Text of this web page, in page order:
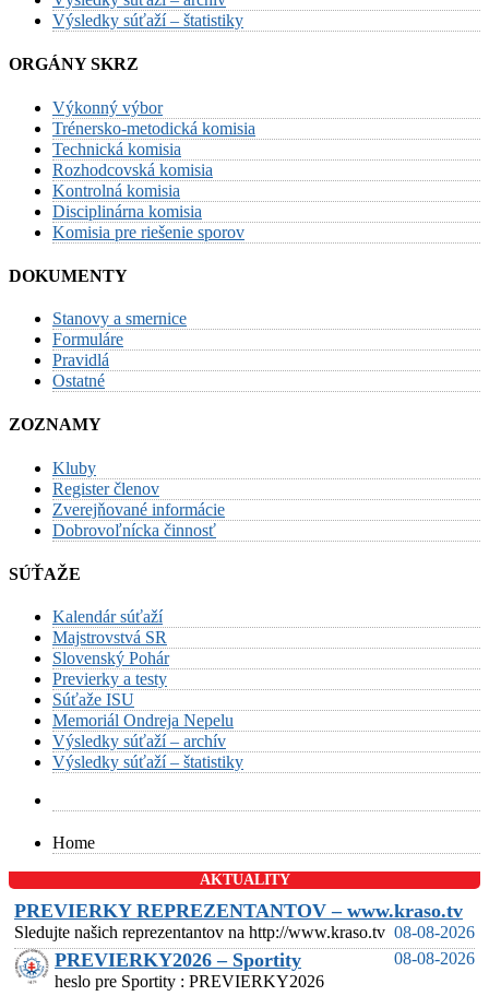
Výsledky súťaží – štatistiky
ORGÁNY SKRZ
Výkonný výbor
Trénersko-metodická komisia
Technická komisia
Rozhodcovská komisia
Kontrolná komisia
Disciplinárna komisia
Komisia pre riešenie sporov
DOKUMENTY
Stanovy a smernice
Formuláre
Pravidlá
Ostatné
ZOZNAMY
Kluby
Register členov
Zverejňované informácie
Dobrovoľnícka činnosť
SÚŤAŽE
Kalendár súťaží
Majstrovstvá SR
Slovenský Pohár
Previerky a testy
Súťaže ISU
Memoriál Ondreja Nepelu
Výsledky súťaží – archív
Výsledky súťaží – štatistiky
Home
AKTUALITY
PREVIERKY REPREZENTANTOV – www.kraso.tv
08-08-2026
Sledujte našich reprezentantov na http://www.kraso.tv
PREVIERKY2026 – Sportity
08-08-2026
heslo pre Sportity : PREVIERKY2026